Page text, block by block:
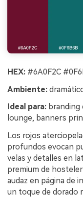
HEX: #6A0F2C
Ambiente:
Ideal para:
lounge, banners
Los rojos
profundos evocan
velas y detalles en
premium de
audaz en página de
un toque de dorado